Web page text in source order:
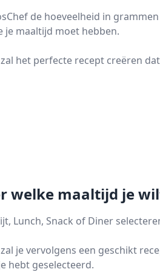
de hoeveelheid in
je maaltijd moet hebben.
het perfecte recept creëren
welke maaltijd je
Lunch, Snack of Diner
je vervolgens een geschikt
hebt geselecteerd.